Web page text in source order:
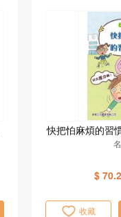
快把怕麻煩的習
$
收藏